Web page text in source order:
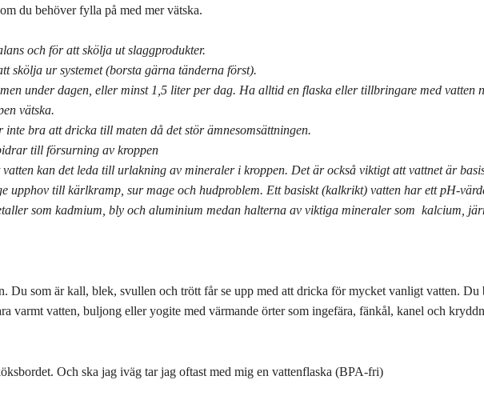
du behöver fylla på med mer vätska.
och för att skölja ut slaggprodukter.
skölja ur systemet (borsta gärna tänderna först).
under dagen, eller minst 1,5 liter per dag. Ha alltid en flaska eller tillbringare med vatten
vätska.
bra att dricka till maten då det stör ämnesomsättningen.
till försurning av kroppen
kan det leda till urlakning av mineraler i kroppen. Det är också viktigt att vattnet är
upphov till kärlkramp, sur mage och hudproblem. Ett basiskt (kalkrikt) vatten har ett pH-
som kadmium, bly och aluminium medan halterna av viktiga mineraler som kalcium,
Du som är kall, blek, svullen och trött får se upp med att dricka för mycket vanligt vatten. Du
varmt vatten, buljong eller yogite med värmande örter som ingefära, fänkål, kanel och
Och ska jag iväg tar jag oftast med mig en vattenflaska (BPA-fri)